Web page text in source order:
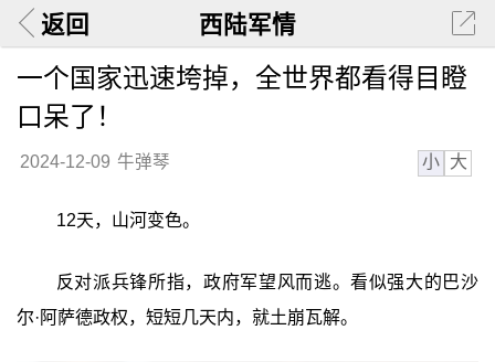
返回 西陆军情
一个国家迅速垮掉，全世界都看得目瞪
口呆了！
2024-12-09 牛弹琴 小 大
12天，山河变色。
反对派兵锋所指，政府军望风而逃。看似强大的巴沙
尔·阿萨德政权，短短几天内，就土崩瓦解。